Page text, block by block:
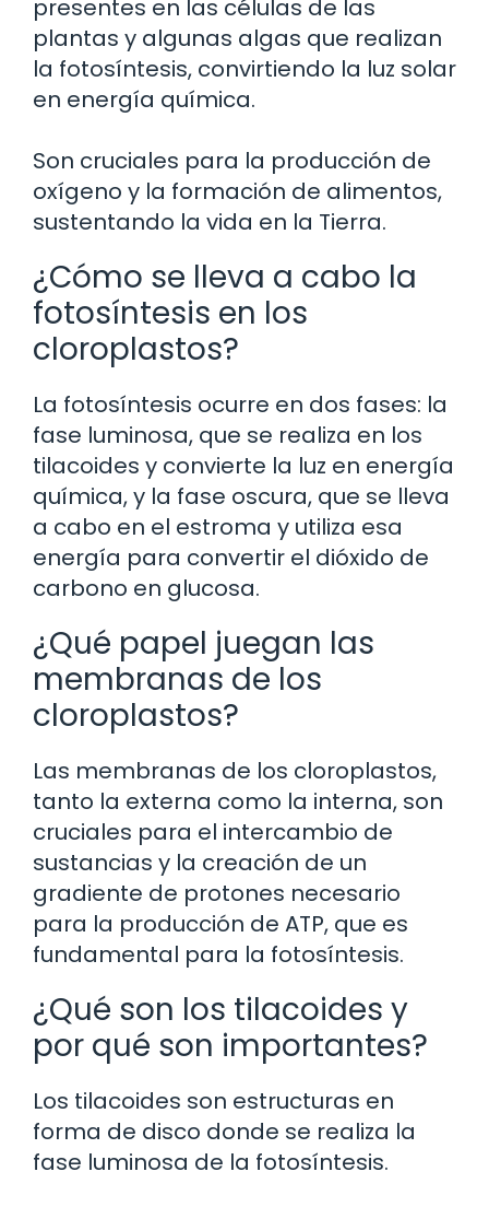
presentes en las células de las
plantas y algunas algas que realizan
la fotosíntesis, convirtiendo la luz solar
en energía química.
Son cruciales para la producción de
oxígeno y la formación de alimentos,
sustentando la vida en la Tierra.
¿Cómo se lleva a cabo la
fotosíntesis en los
cloroplastos?
La fotosíntesis ocurre en dos fases: la
fase luminosa, que se realiza en los
tilacoides y convierte la luz en energía
química, y la fase oscura, que se lleva
a cabo en el estroma y utiliza esa
energía para convertir el dióxido de
carbono en glucosa.
¿Qué papel juegan las
membranas de los
cloroplastos?
Las membranas de los cloroplastos,
tanto la externa como la interna, son
cruciales para el intercambio de
sustancias y la creación de un
gradiente de protones necesario
para la producción de ATP, que es
fundamental para la fotosíntesis.
¿Qué son los tilacoides y
por qué son importantes?
Los tilacoides son estructuras en
forma de disco donde se realiza la
fase luminosa de la fotosíntesis.